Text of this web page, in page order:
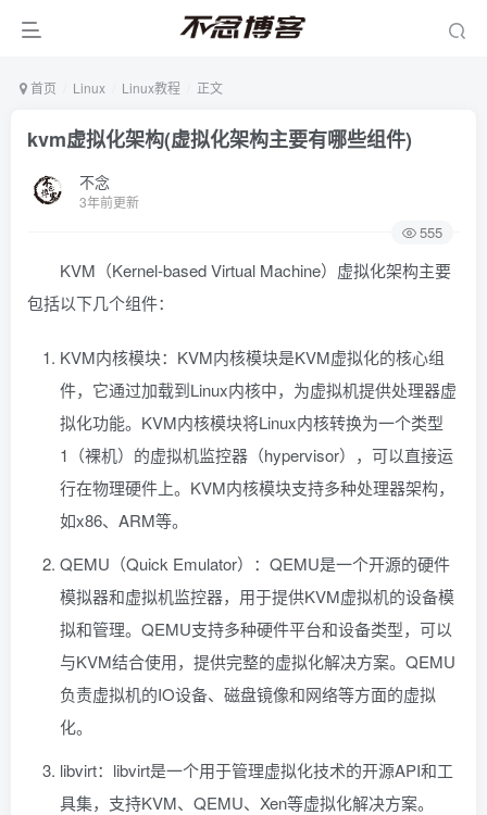
首页 Linux Linux教程 正文
kvm虚拟化架构(虚拟化架构主要有哪些组件)
不念
3年前更新
555
KVM（Kernel-based Virtual Machine）虚拟化架构主要
包括以下几个组件：
KVM内核模块：KVM内核模块是KVM虚拟化的核心组
件，它通过加载到Linux内核中，为虚拟机提供处理器虚
拟化功能。KVM内核模块将Linux内核转换为一个类型
1（裸机）的虚拟机监控器（hypervisor），可以直接运
行在物理硬件上。KVM内核模块支持多种处理器架构，
如x86、ARM等。
QEMU（Quick Emulator）：QEMU是一个开源的硬件
模拟器和虚拟机监控器，用于提供KVM虚拟机的设备模
拟和管理。QEMU支持多种硬件平台和设备类型，可以
与KVM结合使用，提供完整的虚拟化解决方案。QEMU
负责虚拟机的IO设备、磁盘镜像和网络等方面的虚拟
化。
libvirt：libvirt是一个用于管理虚拟化技术的开源API和工
具集，支持KVM、QEMU、Xen等虚拟化解决方案。